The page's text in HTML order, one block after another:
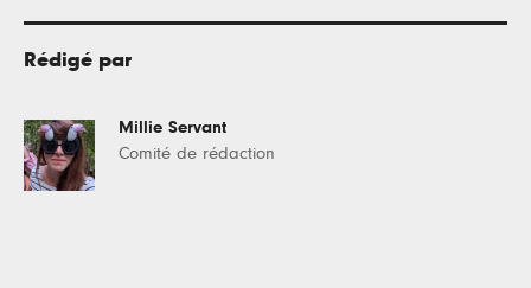
Rédigé par
Millie Servant
Comité de rédaction